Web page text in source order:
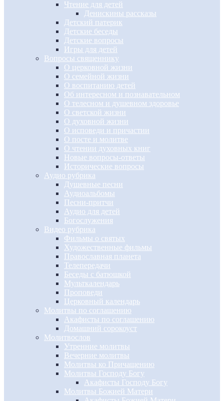
Чтение для детей
Денискины рассказы
Детский патерик
Детские беседы
Детские вопросы
Игры для детей
Вопросы священнику
О церковной жизни
О семейной жизни
О воспитанию детей
Об интересном и познавательном
О телесном и душевном здоровье
О светской жизни
О духовной жизни
О исповеди и причастии
О посте и молитве
О чтении духовных книг
Новые вопросы-ответы
Исторические вопросы
Аудио рубрика
Душевные песни
Аудиоальбомы
Песни-притчи
Аудио для детей
Богослужения
Видео рубрика
Фильмы о святых
Художественные фильмы
Православная планета
Телепередачи
Беседы с батюшкой
Мульткалендарь
Проповеди
Церковный календарь
Молитвы по соглашению
Акафисты по соглашению
Домашний сорокоуст
Молитвослов
Утренние молитвы
Вечерние молитвы
Молитвы ко Причащению
Молитвы Господу Богу
Акафисты Господу Богу
Молитвы Божией Матери